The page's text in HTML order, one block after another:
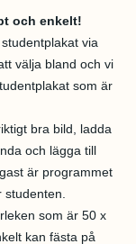
och enkelt!
via
välja bland och vi
som är
bra bild, ladda
och lägga till
är programmet
som är 50 x
kan fästa på